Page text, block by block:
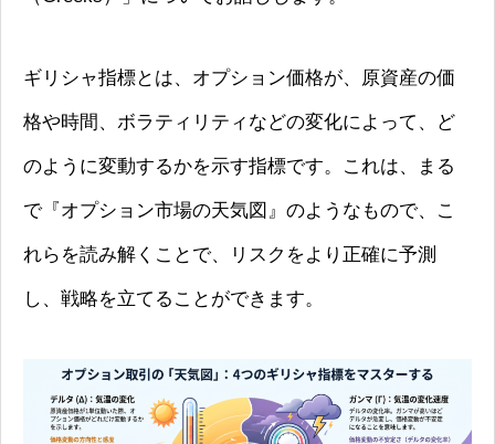
ギリシャ指標とは、オプション価格が、原資産の価
格や時間、ボラティリティなどの変化によって、ど
のように変動するかを示す指標です。これは、まる
で『オプション市場の天気図』のようなもので、こ
れらを読み解くことで、リスクをより正確に予測
し、戦略を立てることができます。